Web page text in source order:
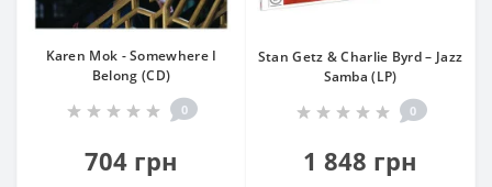
Karen Mok - Somewhere I
Belong (CD)
0
704 грн
Stan Getz & Charlie Byrd – Jazz
Samba (LP)
0
1 848 грн